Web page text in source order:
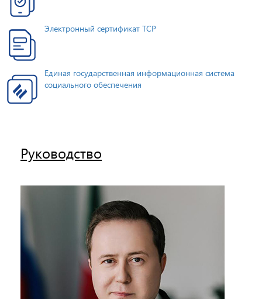
Электронный сертификат ТСР
Единая государственная информационная система
социального обеспечения
Руководство